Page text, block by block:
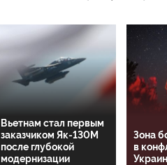
Вьетнам стал первым
заказчиком Як-130М
после глубокой
модернизации
Зона
в